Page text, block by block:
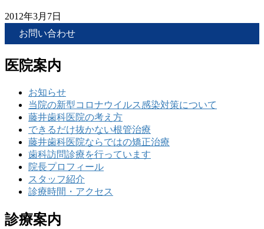
2012年3月7日
お問い合わせ
医院案内
お知らせ
当院の新型コロナウイルス感染対策について
藤井歯科医院の考え方
できるだけ抜かない根管治療
藤井歯科医院ならではの矯正治療
歯科訪問診療を行っています
院長プロフィール
スタッフ紹介
診療時間・アクセス
診療案内